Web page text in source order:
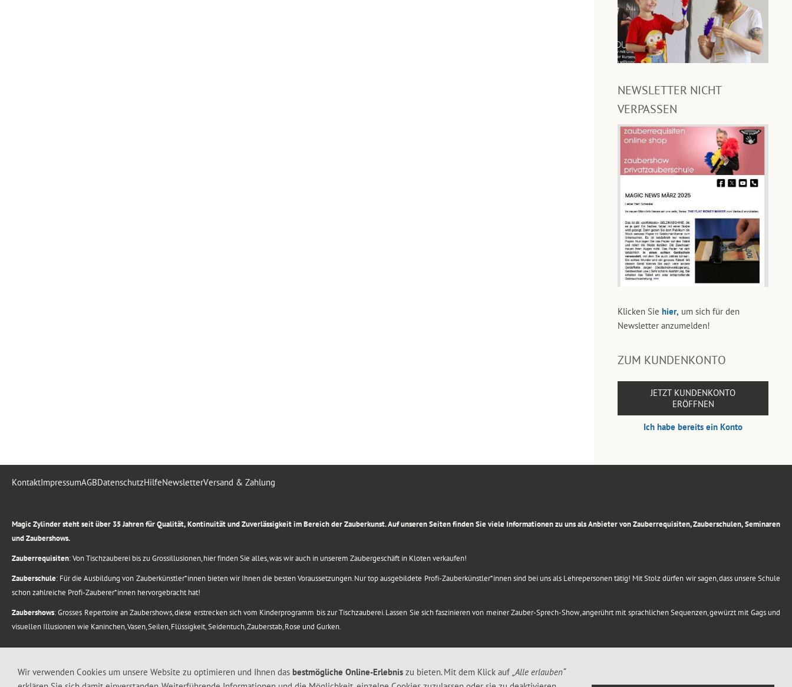
NEWSLETTER NICHT
VERPASSEN
Klicken Sie hier, um sich für den
Newsletter anzumelden!
ZUM KUNDENKONTO
JETZT KUNDENKONTO
ERÖFFNEN
Ich habe bereits ein Konto
KontaktImpressumAGBDatenschutzHilfeNewsletterVersand & Zahlung
Magic Zylinder steht seit über 35 Jahren für Qualität, Kontinuität und Zuverlässigkeit im Bereich der Zauberkunst. Auf unseren Seiten finden Sie viele Informationen zu uns als Anbieter von Zauberrequisiten, Zauberschulen, Seminaren
und Zaubershows.
Zauberrequisiten: Von Tischzauberei bis zu Grossillusionen, hier finden Sie alles, was wir auch in unserem Zaubergeschäft in Kloten verkaufen!
Zauberschule: Für die Ausbildung von Zauberkünstler*innen bieten wir Ihnen die besten Voraussetzungen. Nur top ausgebildete Profi-Zauberkünstler*innen sind bei uns als Lehrepersonen tätig! Mit Stolz dürfen wir sagen, dass unsere Schule
schon zahlreiche Profi-Zauberer*innen hervorgebracht hat!
Zaubershows: Grosses Repertoire an Zaubershows, diese erstrecken sich vom Kinderprogramm bis zur Tischzauberei. Lassen Sie sich faszinieren von meiner Zauber-Sprech-Show, angerührt mit sprachlichen Sequenzen, gewürzt mit Gags und
visuellen Illusionen wie Kaninchen, Vasen, Seilen, Flüssigkeit, Seidentuch, Zauberstab, Rose und Gurken.
.
Alle Rechte vorbehalten. © 1988-2026 Magic Zylinder
Wir verwenden Cookies um unsere Website zu optimieren und Ihnen das bestmögliche Online-Erlebnis zu bieten. Mit dem Klick auf „Alle erlauben“